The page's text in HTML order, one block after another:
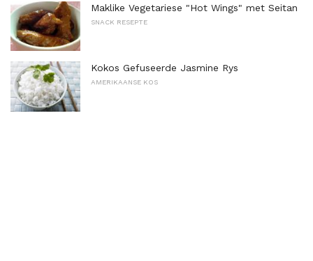
Maklike Vegetariese "Hot Wings" met Seitan
SNACK RESEPTE
Kokos Gefuseerde Jasmine Rys
AMERIKAANSE KOS